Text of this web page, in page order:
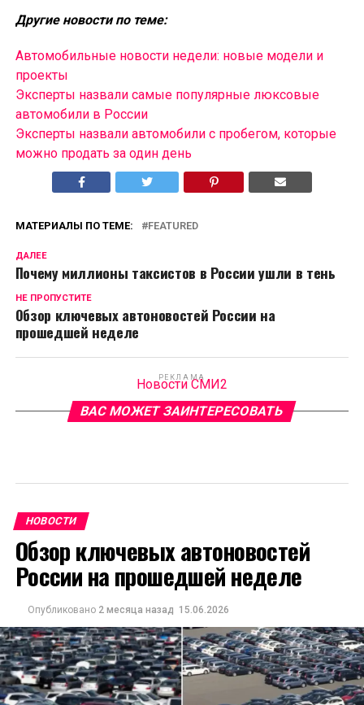
Другие новости по теме:
Автомобильные новости недели: новые модели и
проекты
Эксперты назвали самые популярные люксовые
автомобили в России
Эксперты назвали автомобили с пробегом, которые
можно продать за один день
МАТЕРИАЛЫ ПО ТЕМЕ: FEATURED
ДАЛЕЕ
Почему миллионы таксистов в России ушли в тень
НЕ ПРОПУСТИТЕ
Обзор ключевых автоновостей России на
прошедшей неделе
РЕКЛАМА
Новости СМИ2
ВАС МОЖЕТ ЗАИНТЕРЕСОВАТЬ
НОВОСТИ
Обзор ключевых автоновостей
России на прошедшей неделе
Опубликовано 2 месяца назад 15.06.2026